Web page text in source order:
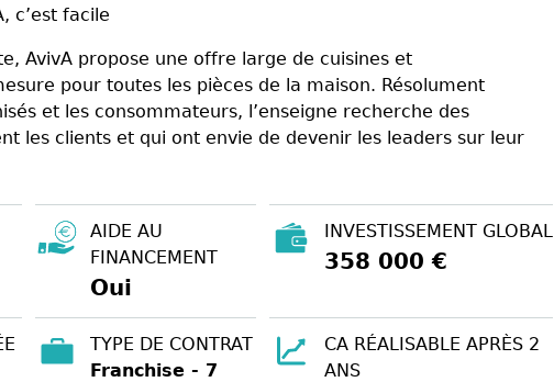
c’est facile
AvivA propose une offre large de cuisines et
pour toutes les pièces de la maison. Résolument
et les consommateurs, l’enseigne recherche des
les clients et qui ont envie de devenir les leaders sur leur
AIDE AU
FINANCEMENT
Oui
INVESTISSEMENT GLOBAL
358 000 €
TYPE DE CONTRAT
Franchise - 7
CA RÉALISABLE APRÈS 2
ANS